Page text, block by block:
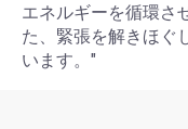
エネルギーを循環さ
た、緊張を解きほぐ
います。"